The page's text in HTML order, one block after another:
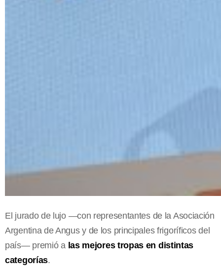
El jurado de lujo —con representantes de la Asociación
Argentina de Angus y de los principales frigoríficos del
país— premió a las mejores tropas en distintas
categorías.